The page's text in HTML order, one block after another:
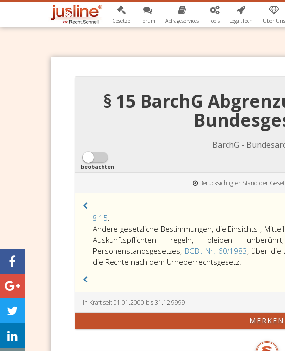
Gesetze Forum Abfrageservices Tools Legal.Tech Über Uns
§ 15 BarchG
BarchG -
beobachten
Berücksichtigter Stand der
§ 15.
15,
Andere gesetzliche Bestimmungen, die Einsichts-,
Auskunftspflichten regeln, bleiben
Personenstandsgesetzes, BGBl. Nr. 60/1983, über die
die Rechte nach dem Urheberrechtsgesetz.
die
Mitteilungs-
und
In Kraft seit 01.01.2000 bis 31.12.9999
MERKEN